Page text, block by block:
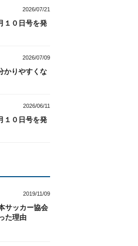
2026/07/21
１０日号を発
2026/07/09
かりやすくな
2026/06/11
１０日号を発
2019/11/09
サッカー協会
た理由